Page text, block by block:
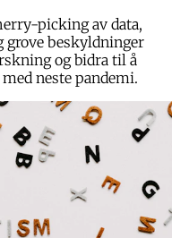
picking av data,
beskyldninger
og bidra til å
neste pandemi.